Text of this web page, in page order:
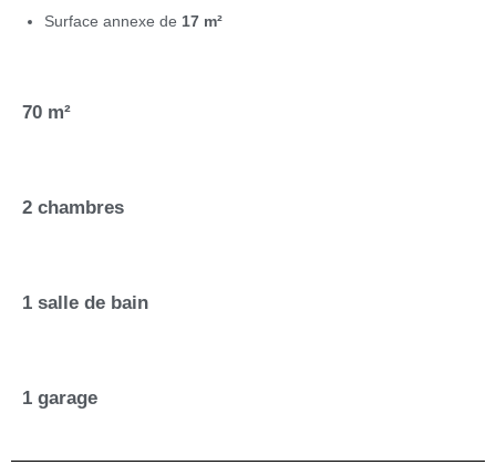
Surface annexe de 17 m²
70 m²
2 chambres
1 salle de bain
1 garage